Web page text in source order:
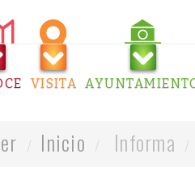
VISITA
Inicio Informa